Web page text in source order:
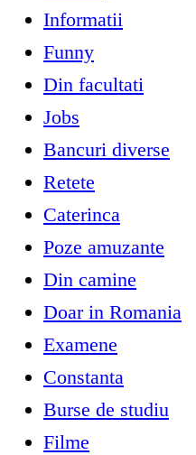
Informatii
Funny
Din facultati
Jobs
Bancuri diverse
Retete
Caterinca
Poze amuzante
Din camine
Doar in Romania
Examene
Constanta
Burse de studiu
Filme